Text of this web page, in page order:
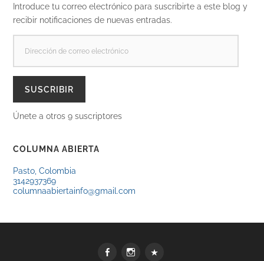
Introduce tu correo electrónico para suscribirte a este blog y
recibir notificaciones de nuevas entradas.
CORREO
SUSCRIBIR
Únete a otros 9 suscriptores
COLUMNA ABIERTA
Pasto, Colombia
3142937369
columnaabiertainfo@gmail.com
FacebookInstagramWhatsApp